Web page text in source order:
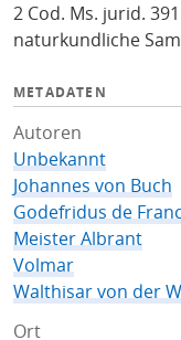
f
o
2 Cod. Ms. jurid.
naturkundliche
METADATEN
Autoren
Unbekannt
Johannes von Buch
Godefridus de
Meister Albrant
Volmar
Walthisar von der
Ort